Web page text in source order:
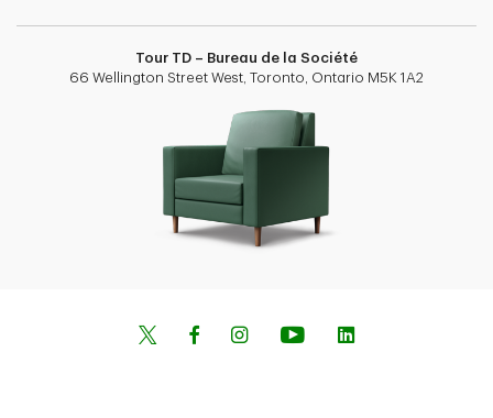
Tour TD – Bureau de la Société
66 Wellington Street West, Toronto, Ontario M5K 1A2